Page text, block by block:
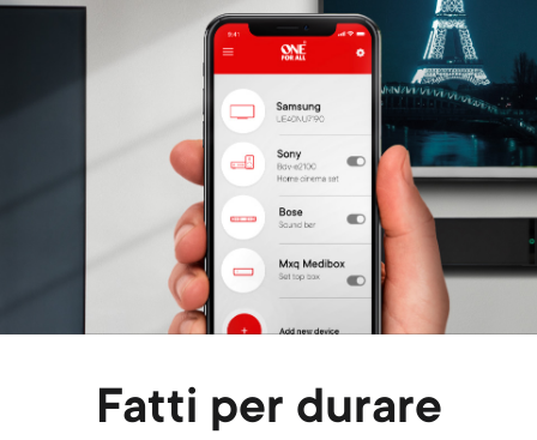
Fatti per durare